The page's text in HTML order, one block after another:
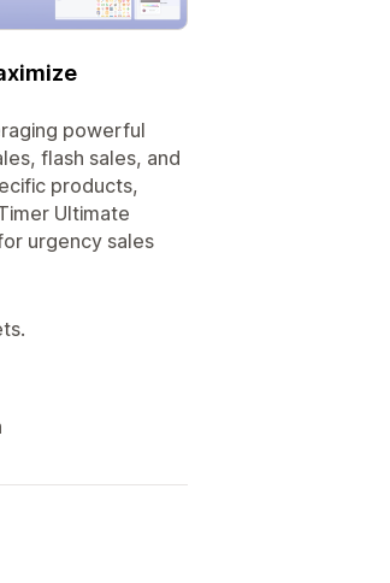
powerful
flash sales, and
products,
Ultimate
urgency sales